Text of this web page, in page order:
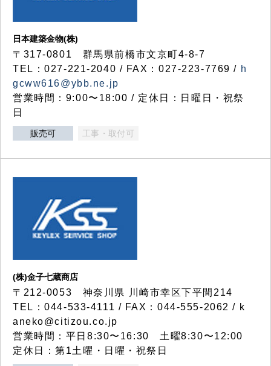
日本建築金物(株)
〒317‐0801 群馬県前橋市文京町4-8-7
TEL：027-221-2040 / FAX：027-223-7769 / h
gcww616@ybb.ne.jp
営業時間：9:00〜18:00 / 定休日：日曜日・祝祭
日
販売可 工事・取付可
(株)金子七蔵商店
〒212-0053 神奈川県 川崎市幸区下平間214
TEL：044-533-4111 / FAX：044-555-2062 / k
aneko@citizou.co.jp
営業時間：平日8:30〜16:30 土曜8:30〜12:00
定休日：第1土曜・日曜・祝祭日